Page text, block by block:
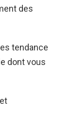
des
tendance
dont vous